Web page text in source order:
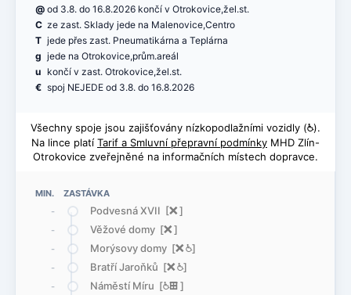
MIN. ZASTÁVKA
-
Podvesná XVII [ë]
- Věžové domy [ë]
- Morýsovy domy [ë@]
- Bratří Jaroňků [ë@]
- Náměstí Míru [@æ]
@ od 3.8. do 16.8.2026 končí v Otrokovice,žel.st.
C ze zast. Sklady jede na Malenovice,Centro
T jede přes zast. Pneumatikárna a Teplárna
g jede na Otrokovice,prům.areál
u končí v zast. Otrokovice,žel.st.
€ spoj NEJEDE od 3.8. do 16.8.2026
Všechny spoje jsou zajišťovány nízkopodlažními vozidly (@).
Na lince platí Tarif a Smluvní přepravní podmínky MHD Zlín-
Otrokovice zveřejněné na informačních místech dopravce.